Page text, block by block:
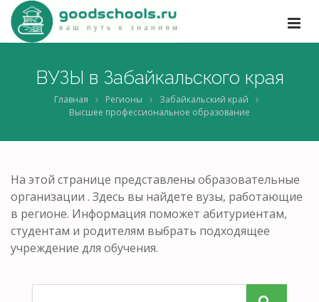
ВУЗЫ в Забайкальского края
Главная Регионы
Забайкальский край
Высшее профессиональное образование
На этой странице представлены образовательные
организации . Здесь вы найдете вузы, работающие
в регионе. Информация поможет абитуриентам,
студентам и родителям выбрать подходящее
учреждение для обучения.